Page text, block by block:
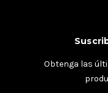
Obtenga las